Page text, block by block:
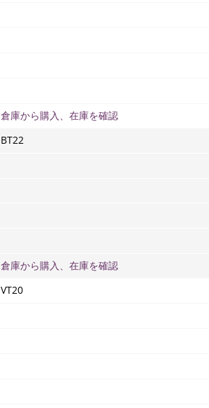
倉庫から購入、在庫を確認
ВТ22
倉庫から購入、在庫を確認
VT20